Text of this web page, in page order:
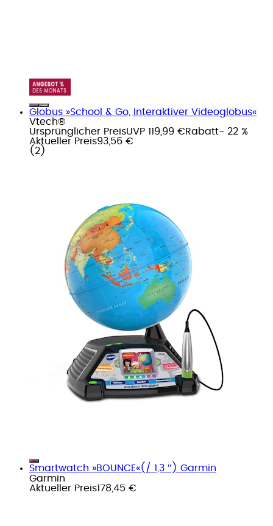
Globus »School & Go, Interaktiver Videoglobus«
Vtech®
Ursprünglicher PreisUVP 119,99 €Rabatt- 22 %
Aktueller Preis93,56 €
( 2 )
Smartwatch »BOUNCE«(/ 1,3 ″) Garmin
Garmin
Aktueller Preis178,45 €